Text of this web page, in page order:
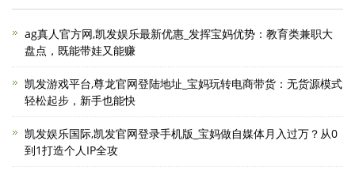
ag真人官方网,凯发娱乐最新优惠_发挥宝妈优势：教育类兼职大
盘点，既能带娃又能赚
凯发游戏平台,尊龙官网登陆地址_宝妈玩转电商带货：无货源模式
轻松起步，新手也能快
凯发娱乐国际,凯发官网登录手机版_宝妈做自媒体月入过万？从0
到1打造个人IP全攻